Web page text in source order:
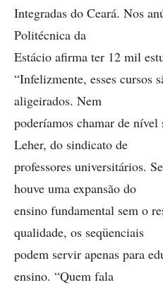
Integradas do Ceará. Nos
Politécnica da
Estácio afirma ter 12 mil
“Infelizmente, esses cursos
aligeirados. Nem
poderíamos chamar de
Leher, do sindicato de
professores universitários.
houve uma expansão do
ensino fundamental sem o
qualidade, os seqüenciais
podem servir apenas para
ensino. “Quem fala